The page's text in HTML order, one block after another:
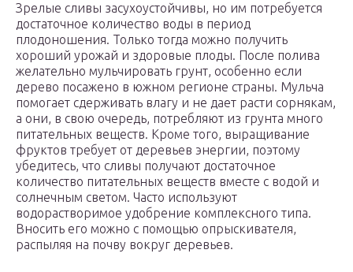
Зрелые сливы засухоустойчивы, но им потребуется
достаточное количество воды в период
плодоношения. Только тогда можно получить
хороший урожай и здоровые плоды. После полива
желательно мульчировать грунт, особенно если
дерево посажено в южном регионе страны. Мульча
помогает сдерживать влагу и не дает расти сорнякам,
а они, в свою очередь, потребляют из грунта много
питательных веществ. Кроме того, выращивание
фруктов требует от деревьев энергии, поэтому
убедитесь, что сливы получают достаточное
количество питательных веществ вместе с водой и
солнечным светом. Часто используют
водорастворимое удобрение комплексного типа.
Вносить его можно с помощью опрыскивателя,
распыляя на почву вокруг деревьев.